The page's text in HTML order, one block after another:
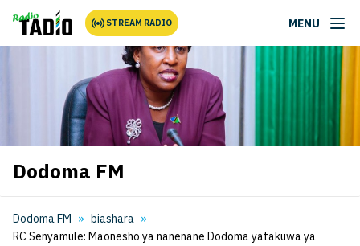
STREAM RADIO MENU
Dodoma FM
Dodoma FM
biashara
RC Senyamule: Maonesho ya nanenane Dodoma yatakuwa ya